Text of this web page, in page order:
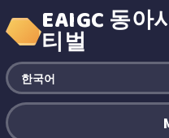
EAIGC 동아
티벌